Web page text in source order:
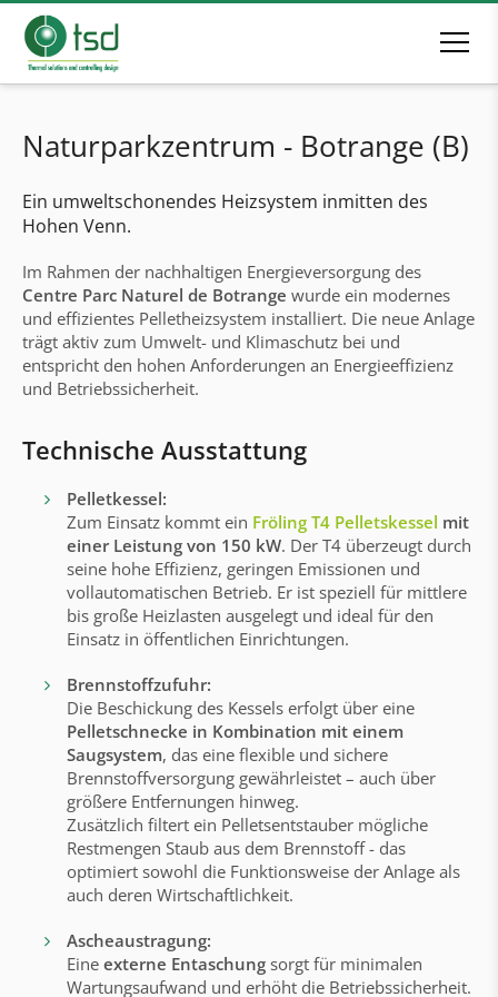
Naturparkzentrum - Botrange (B)
Ein umweltschonendes Heizsystem inmitten des
Hohen Venn.
Im Rahmen der nachhaltigen Energieversorgung des
Centre Parc Naturel de Botrange wurde ein modernes
und effizientes Pelletheizsystem installiert. Die neue Anlage
trägt aktiv zum Umwelt- und Klimaschutz bei und
entspricht den hohen Anforderungen an Energieeffizienz
und Betriebssicherheit.
Technische Ausstattung
Pelletkessel:
Zum Einsatz kommt ein Fröling T4 Pelletskessel mit
einer Leistung von 150 kW. Der T4 überzeugt durch
seine hohe Effizienz, geringen Emissionen und
vollautomatischen Betrieb. Er ist speziell für mittlere
bis große Heizlasten ausgelegt und ideal für den
Einsatz in öffentlichen Einrichtungen.
Brennstoffzufuhr:
Die Beschickung des Kessels erfolgt über eine
Pelletschnecke in Kombination mit einem
Saugsystem, das eine flexible und sichere
Brennstoffversorgung gewährleistet – auch über
größere Entfernungen hinweg.
Zusätzlich filtert ein Pelletsentstauber mögliche
Restmengen Staub aus dem Brennstoff - das
optimiert sowohl die Funktionsweise der Anlage als
auch deren Wirtschaftlichkeit.
Ascheaustragung:
Eine externe Entaschung sorgt für minimalen
Wartungsaufwand und erhöht die Betriebssicherheit.